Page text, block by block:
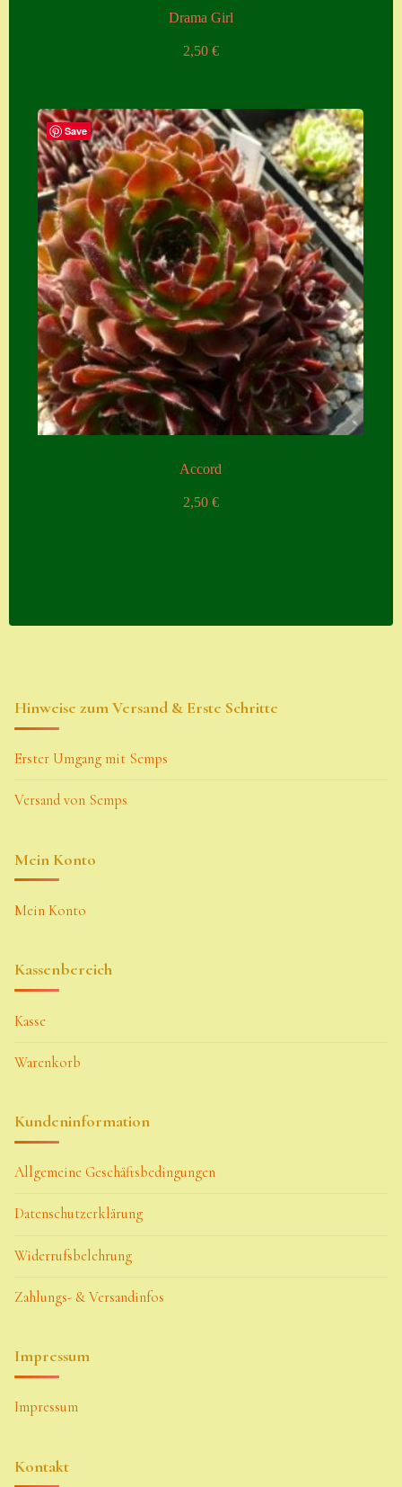
Drama Girl
2,50 €
Save
Accord
2,50 €
Hinweise zum Versand & Erste Schritte
Erster Umgang mit Semps
Versand von Semps
Mein Konto
Mein Konto
Kassenbereich
Kasse
Warenkorb
Kundeninformation
Allgemeine Geschäftsbedingungen
Datenschutzerklärung
Widerrufsbelehrung
Zahlungs- & Versandinfos
Impressum
Impressum
Kontakt